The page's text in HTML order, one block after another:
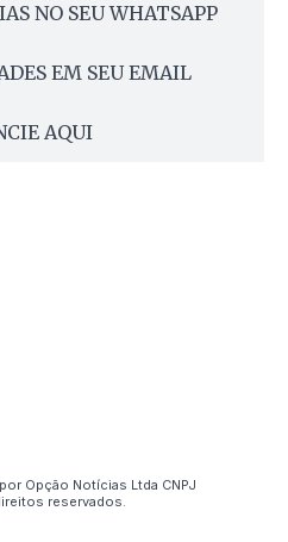
NO SEU WHATSAPP
EM SEU EMAIL
AQUI
Opção Notícias Ltda CNPJ
reservados.